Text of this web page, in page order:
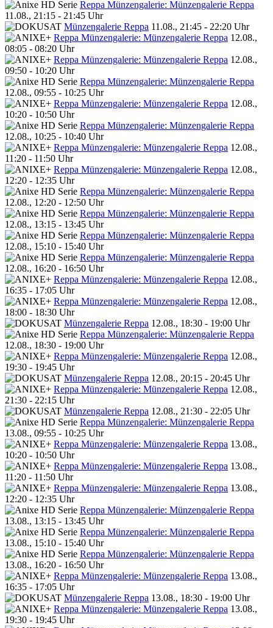
Reppa Münzengalerie: Münzengalerie Reppa
11.08., 21:15 - 21:45 Uhr
Münzengalerie Reppa 11.08., 21:45 - 22:20 Uhr
Reppa Münzengalerie: Münzengalerie Reppa 12.08.,
08:05 - 08:20 Uhr
Reppa Münzengalerie: Münzengalerie Reppa 12.08.,
09:50 - 10:20 Uhr
Reppa Münzengalerie: Münzengalerie Reppa
12.08., 09:55 - 10:25 Uhr
Reppa Münzengalerie: Münzengalerie Reppa 12.08.,
10:20 - 10:50 Uhr
Reppa Münzengalerie: Münzengalerie Reppa
12.08., 10:25 - 10:40 Uhr
Reppa Münzengalerie: Münzengalerie Reppa 12.08.,
11:20 - 11:50 Uhr
Reppa Münzengalerie: Münzengalerie Reppa 12.08.,
12:20 - 12:35 Uhr
Reppa Münzengalerie: Münzengalerie Reppa
12.08., 12:20 - 12:50 Uhr
Reppa Münzengalerie: Münzengalerie Reppa
12.08., 13:15 - 13:45 Uhr
Reppa Münzengalerie: Münzengalerie Reppa
12.08., 15:10 - 15:40 Uhr
Reppa Münzengalerie: Münzengalerie Reppa
12.08., 16:20 - 16:50 Uhr
Reppa Münzengalerie: Münzengalerie Reppa 12.08.,
16:35 - 17:05 Uhr
Reppa Münzengalerie: Münzengalerie Reppa 12.08.,
18:00 - 18:30 Uhr
Münzengalerie Reppa 12.08., 18:30 - 19:00 Uhr
Reppa Münzengalerie: Münzengalerie Reppa
12.08., 18:30 - 19:00 Uhr
Reppa Münzengalerie: Münzengalerie Reppa 12.08.,
19:30 - 19:45 Uhr
Münzengalerie Reppa 12.08., 20:15 - 20:45 Uhr
Reppa Münzengalerie: Münzengalerie Reppa 12.08.,
21:30 - 22:15 Uhr
Münzengalerie Reppa 12.08., 21:30 - 22:05 Uhr
Reppa Münzengalerie: Münzengalerie Reppa
13.08., 09:55 - 10:25 Uhr
Reppa Münzengalerie: Münzengalerie Reppa 13.08.,
10:20 - 10:50 Uhr
Reppa Münzengalerie: Münzengalerie Reppa 13.08.,
11:20 - 11:50 Uhr
Reppa Münzengalerie: Münzengalerie Reppa 13.08.,
12:20 - 12:35 Uhr
Reppa Münzengalerie: Münzengalerie Reppa
13.08., 13:15 - 13:45 Uhr
Reppa Münzengalerie: Münzengalerie Reppa
13.08., 15:10 - 15:40 Uhr
Reppa Münzengalerie: Münzengalerie Reppa
13.08., 16:20 - 16:50 Uhr
Reppa Münzengalerie: Münzengalerie Reppa 13.08.,
16:35 - 17:05 Uhr
Münzengalerie Reppa 13.08., 18:30 - 19:00 Uhr
Reppa Münzengalerie: Münzengalerie Reppa 13.08.,
19:30 - 19:45 Uhr